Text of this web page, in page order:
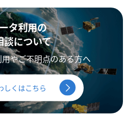
タ利用の
談について
やご不明点のある方へ
しくはこちら